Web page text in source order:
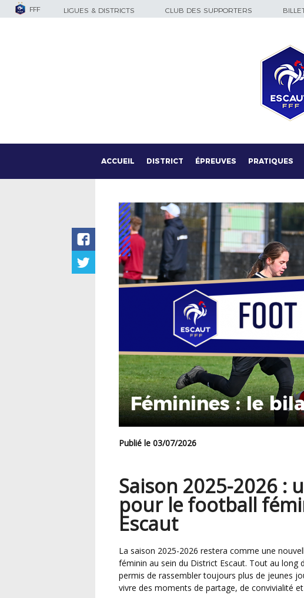
FFF LIGUES & DISTRICTS CLUB DES SUPPORTERS
ACCUEIL DISTRICT ÉPREUVES PRATIQUES
Féminines : le
Publié le 03/07/2026
Saison 2025-2026 :
pour le football
Escaut
La saison 2025-2026 restera comme une nouvelle étape dans le développement du football
féminin au sein du District Escaut. Tout au long
permis de rassembler toujours plus de jeunes
vivre des moments de partage, de convivialité